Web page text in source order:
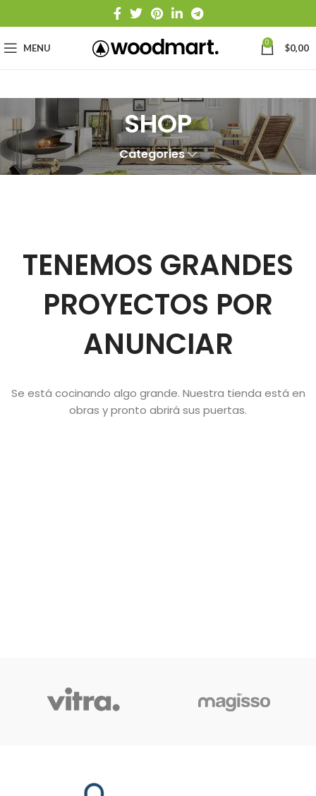
MENU 0 $0,00
SHOP
Categories
TENEMOS GRANDES
PROYECTOS POR
ANUNCIAR
Se está cocinando algo grande. Nuestra tienda está en
obras y pronto abrirá sus puertas.